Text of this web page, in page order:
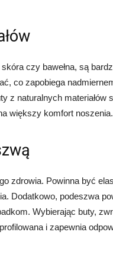
czy bawełna, są
co zapobiega
z naturalnych materiałów
większy komfort noszenia.
zdrowia. Powinna być
Dodatkowo, podeszwa
Wybierając buty,
i zapewnia